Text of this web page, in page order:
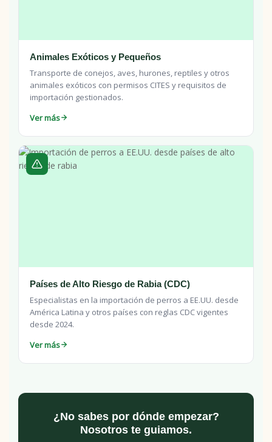
Animales Exóticos y Pequeños
Transporte de conejos, aves, hurones, reptiles y otros
animales exóticos con permisos CITES y requisitos de
importación gestionados.
Ver más
Países de Alto Riesgo de Rabia (CDC)
Especialistas en la importación de perros a EE.UU. desde
América Latina y otros países con reglas CDC vigentes
desde 2024.
Ver más
¿No sabes por dónde empezar?
Nosotros te guiamos.